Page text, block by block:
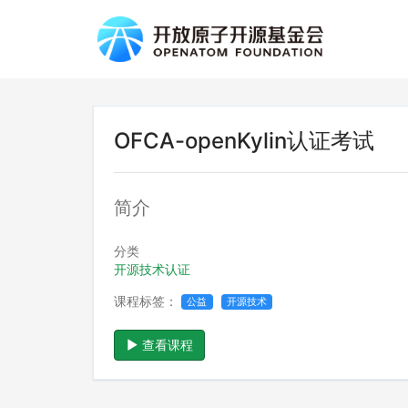
OFCA-openKylin认证考试
简介
分类
开源技术认证
课程标签： 公益 开源技术
查看课程